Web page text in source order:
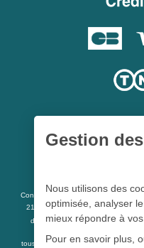
Conformément aux articles L
21 décembre 2012 fixant la liste
d’une publicité auprès du public,
tous les dispositifs médicaux
Gestion
Nous utilisons des
optimisée, analyser
mieux répondre à
Pour en savoir plus,